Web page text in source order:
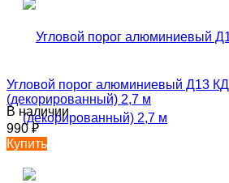
Угловой порог алюминиевый Д13
(декорированный) 2,7 м
В наличии
990 ₽
Купить